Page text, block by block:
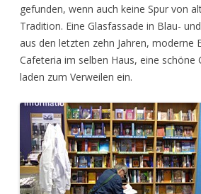
gefunden, wenn auch keine Spur von
Tradition. Eine Glasfassade in Blau-
aus den letzten zehn Jahren, moderne
Cafeteria im selben Haus, eine schöne
laden zum Verweilen ein.